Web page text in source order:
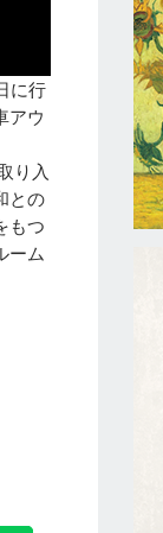
に行
アウ
り入
との
もつ
ーム